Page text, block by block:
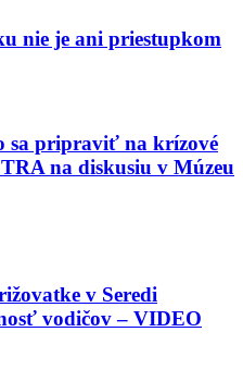
nie je ani priestupkom
sa pripraviť na krízové
na diskusiu v Múzeu
v Seredi
vodičov – VIDEO